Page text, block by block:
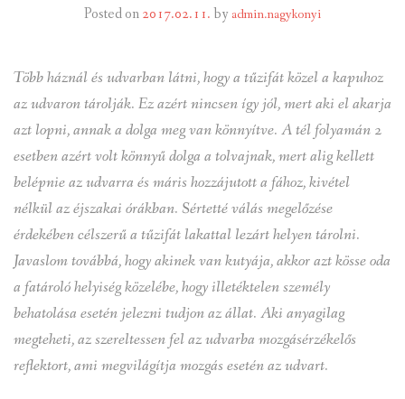
INFORMÁCIÓK
GALÉRIA
KAPCSOLAT
LETÖLTHETŐ NYOMTATVÁNYOK
VÁLASZTÁS 2026
TELEPÜLÉSIKÉPVISELŐI VAGYONNYILATKOZATOK – 2026.
ÉV
ROMA NEMZETISÉGI ÖNKORMÁNYZATI KÉPVISELŐK
VAGYONNYILATKOZATA – 2026. ÉV
Posted on2017.02.11.by admin.nagykonyi
Több háznál és udvarban látni, hogy a tűzifát közel a kapuhoz
az udvaron tárolják. Ez azért nincsen így jól, mert aki el akarja
azt lopni, annak a dolga meg van könnyítve. A tél folyamán 2
esetben azért volt könnyű dolga a tolvajnak, mert alig kellett
belépnie az udvarra és máris hozzájutott a fához, kivétel
nélkül az éjszakai órákban. Sértetté válás megelőzése
érdekében célszerű a tűzifát lakattal lezárt helyen tárolni.
Javaslom továbbá, hogy akinek van kutyája, akkor azt kösse oda
a fatároló helyiség közelébe, hogy illetéktelen személy
behatolása esetén jelezni tudjon az állat. Aki anyagilag
megteheti, az szereltessen fel az udvarba mozgásérzékelős
reflektort, ami megvilágítja mozgás esetén az udvart.